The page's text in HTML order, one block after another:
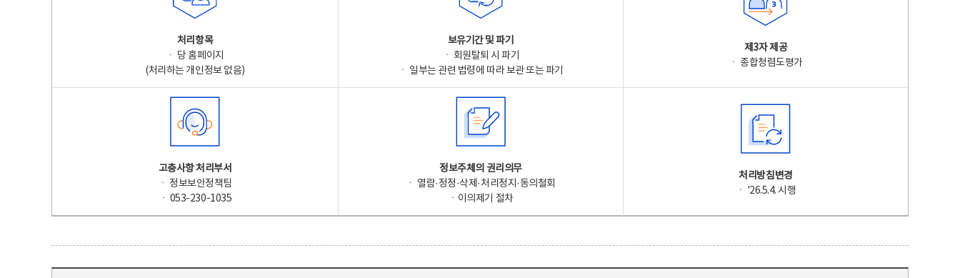
처리항목
ㆍ 당 홈페이지
(처리하는 개인정보 없음)
보유기간 및 파기
ㆍ 회원탈퇴 시 파기
ㆍ 일부는 관련 법령에 따라 보관 또는 파기
제3자 제공
ㆍ 종합청렴도평가
고충사항 처리부서
ㆍ 정보보안정책팀
ㆍ 053-230-1035
정보주체의 권리의무
ㆍ 열람·정정·삭제·처리정지·동의철회
ㆍ이의제기 절차
처리방침변경
ㆍ '26.5.4. 시행